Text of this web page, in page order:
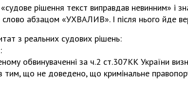
рішення текст виправдав невинним» і
слово абзацом «УХВАЛИВ». І після нього йде
з реальних судових рішень:
обвинуваченні за ч.2 ст.307КК України
тим, що не доведено, що кримінальне